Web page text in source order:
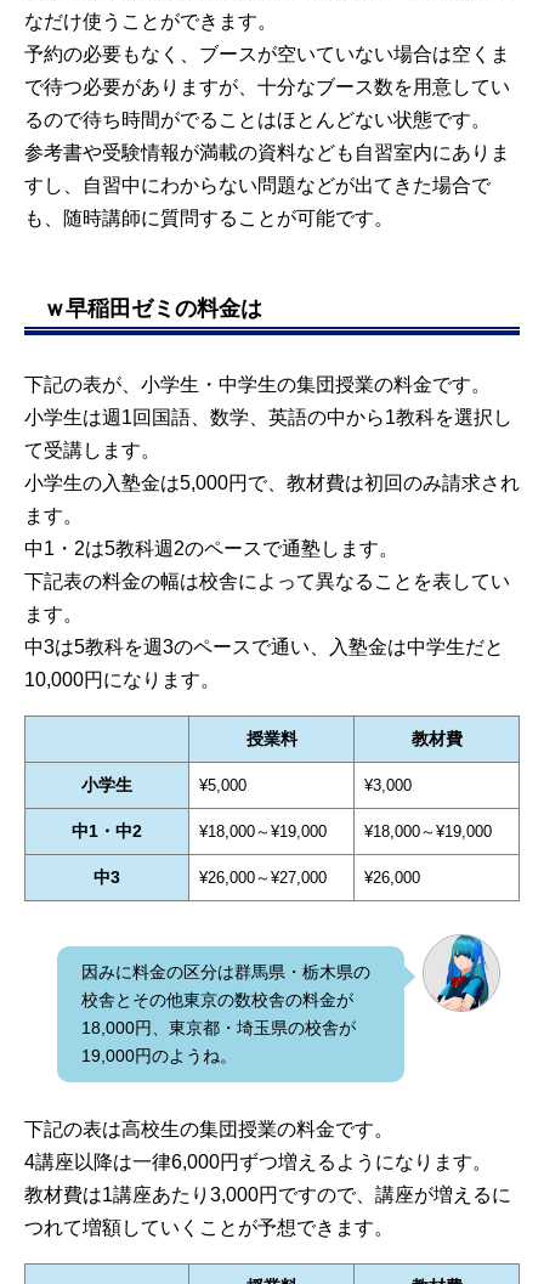
なだけ使うことができます。
予約の必要もなく、ブースが空いていない場合は空くま
で待つ必要がありますが、十分なブース数を用意してい
るので待ち時間がでることはほとんどない状態です。
参考書や受験情報が満載の資料なども自習室内にありま
すし、自習中にわからない問題などが出てきた場合で
も、随時講師に質問することが可能です。
ｗ早稲田ゼミの料金は
下記の表が、小学生・中学生の集団授業の料金です。
小学生は週1回国語、数学、英語の中から1教科を選択し
て受講します。
小学生の入塾金は5,000円で、教材費は初回のみ請求され
ます。
中1・2は5教科週2のペースで通塾します。
下記表の料金の幅は校舎によって異なることを表してい
ます。
中3は5教科を週3のペースで通い、入塾金は中学生だと
10,000円になります。
授業料 教材費
小学生 ¥5,000 ¥3,000
中1・中2 ¥18,000～¥19,000 ¥18,000～¥19,000
中3 ¥26,000～¥27,000 ¥26,000
因みに料金の区分は群馬県・栃木県の
校舎とその他東京の数校舎の料金が
18,000円、東京都・埼玉県の校舎が
19,000円のようね。
下記の表は高校生の集団授業の料金です。
4講座以降は一律6,000円ずつ増えるようになります。
教材費は1講座あたり3,000円ですので、講座が増えるに
つれて増額していくことが予想できます。